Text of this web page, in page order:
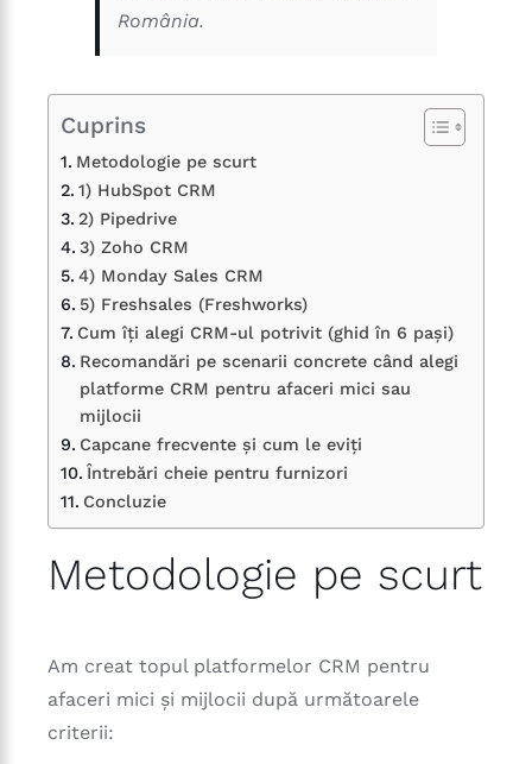
România.
Cuprins
Metodologie pe scurt
1) HubSpot CRM
2) Pipedrive
3) Zoho CRM
4) Monday Sales CRM
5) Freshsales (Freshworks)
Cum îți alegi CRM-ul potrivit (ghid în 6 pași)
Recomandări pe scenarii concrete când alegi
platforme CRM pentru afaceri mici sau
mijlocii
Capcane frecvente și cum le eviți
Întrebări cheie pentru furnizori
Concluzie
Metodologie pe scurt
Am creat topul platformelor CRM pentru
afaceri mici și mijlocii după următoarele
criterii: